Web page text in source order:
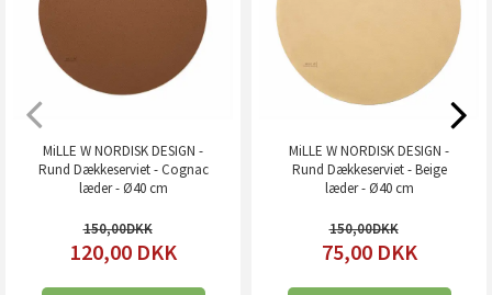
MiLLE W NORDISK DESIGN -
Rund Dækkeserviet - Cognac
læder - Ø40 cm
150,00
120,00 DKK
MiLLE W NORDISK DESIGN -
Rund Dækkeserviet - Beige
læder - Ø40 cm
150,00
75,00 DKK